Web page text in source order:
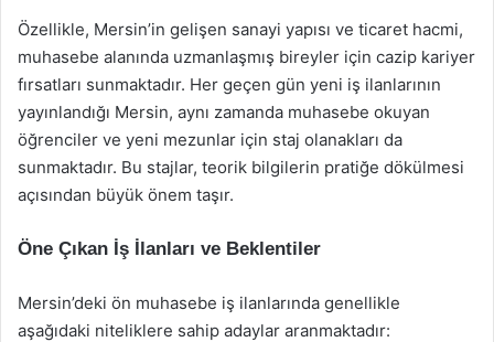
Özellikle, Mersin’in gelişen sanayi yapısı ve ticaret hacmi,
muhasebe alanında uzmanlaşmış bireyler için cazip kariyer
fırsatları sunmaktadır. Her geçen gün yeni iş ilanlarının
yayınlandığı Mersin, aynı zamanda muhasebe okuyan
öğrenciler ve yeni mezunlar için staj olanakları da
sunmaktadır. Bu stajlar, teorik bilgilerin pratiğe dökülmesi
açısından büyük önem taşır.
Öne Çıkan İş İlanları ve Beklentiler
Mersin’deki ön muhasebe iş ilanlarında genellikle
aşağıdaki niteliklere sahip adaylar aranmaktadır: